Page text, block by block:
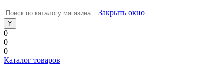
Закрыть окно
0
0
0
Каталог товаров